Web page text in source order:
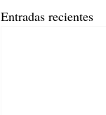
Entradas recientes